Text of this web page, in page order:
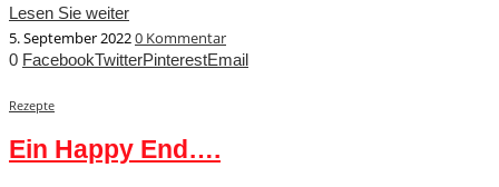
Lesen Sie weiter
5. September 20220 Kommentar
0 FacebookTwitterPinterestEmail
Rezepte
Ein Happy End….